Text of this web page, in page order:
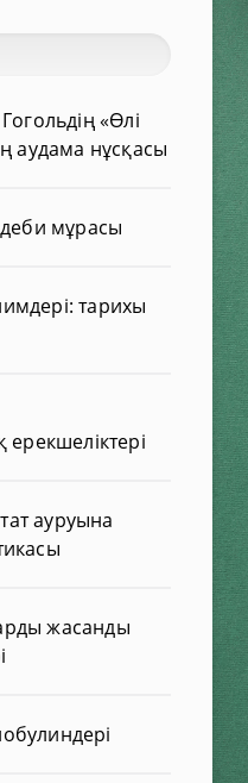
«Өлі
аудама нұсқасы
мұрасы
тарихы
ауруына
жасанды